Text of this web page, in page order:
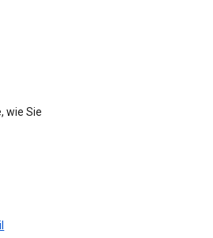
wie Sie